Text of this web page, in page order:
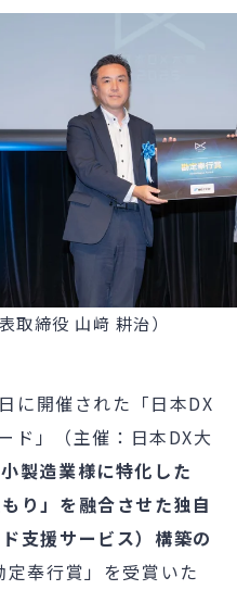
取締役 山﨑 耕治）
日に開催された「日本DX
ド」（主催：日本DX大
製造業様に特化した
り」を融合させた独自
支援サービス）構築の
定奉行賞」を受賞いた